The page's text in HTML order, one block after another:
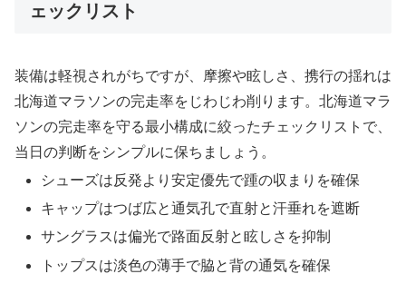
ェックリスト
装備は軽視されがちですが、摩擦や眩しさ、携行の揺れは
北海道マラソンの完走率をじわじわ削ります。北海道マラ
ソンの完走率を守る最小構成に絞ったチェックリストで、
当日の判断をシンプルに保ちましょう。
シューズは反発より安定優先で踵の収まりを確保
キャップはつば広と通気孔で直射と汗垂れを遮断
サングラスは偏光で路面反射と眩しさを抑制
トップスは淡色の薄手で脇と背の通気を確保